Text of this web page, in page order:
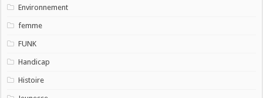
Environnement
femme
FUNK
Handicap
Histoire